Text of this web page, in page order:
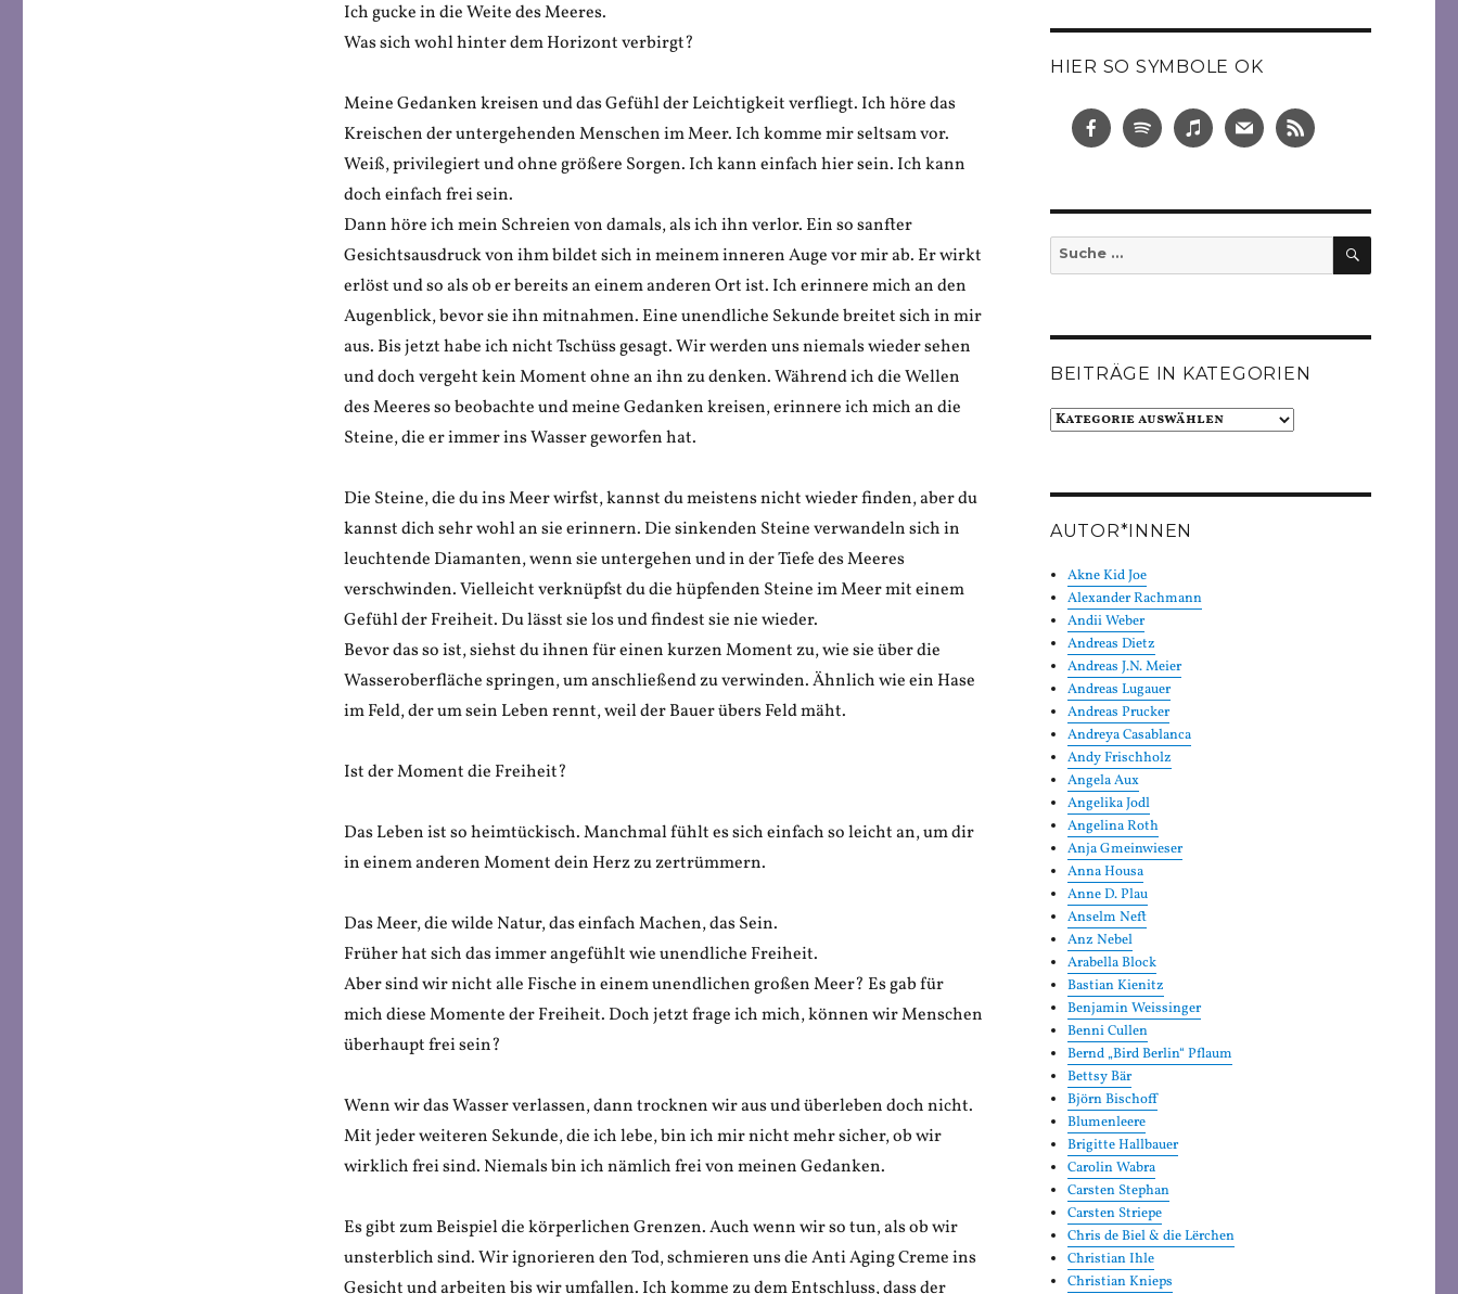
Ich gucke in die Weite des Meeres.
Was sich wohl hinter dem Horizont verbirgt?
Meine Gedanken kreisen und das Gefühl der Leichtigkeit verfliegt. Ich höre das
Kreischen der untergehenden Menschen im Meer. Ich komme mir seltsam vor.
Weiß, privilegiert und ohne größere Sorgen. Ich kann einfach hier sein. Ich kann
doch einfach frei sein.
Dann höre ich mein Schreien von damals, als ich ihn verlor. Ein so sanfter
Gesichtsausdruck von ihm bildet sich in meinem inneren Auge vor mir ab. Er wirkt
erlöst und so als ob er bereits an einem anderen Ort ist. Ich erinnere mich an den
Augenblick, bevor sie ihn mitnahmen. Eine unendliche Sekunde breitet sich in mir
aus. Bis jetzt habe ich nicht Tschüss gesagt. Wir werden uns niemals wieder sehen
und doch vergeht kein Moment ohne an ihn zu denken. Während ich die Wellen
des Meeres so beobachte und meine Gedanken kreisen, erinnere ich mich an die
Steine, die er immer ins Wasser geworfen hat.
Die Steine, die du ins Meer wirfst, kannst du meistens nicht wieder finden, aber du
kannst dich sehr wohl an sie erinnern. Die sinkenden Steine verwandeln sich in
leuchtende Diamanten, wenn sie untergehen und in der Tiefe des Meeres
verschwinden. Vielleicht verknüpfst du die hüpfenden Steine im Meer mit einem
Gefühl der Freiheit. Du lässt sie los und findest sie nie wieder.
Bevor das so ist, siehst du ihnen für einen kurzen Moment zu, wie sie über die
Wasseroberfläche springen, um anschließend zu verwinden. Ähnlich wie ein Hase
im Feld, der um sein Leben rennt, weil der Bauer übers Feld mäht.
Ist der Moment die Freiheit?
Das Leben ist so heimtückisch. Manchmal fühlt es sich einfach so leicht an, um dir
in einem anderen Moment dein Herz zu zertrümmern.
Das Meer, die wilde Natur, das einfach Machen, das Sein.
Früher hat sich das immer angefühlt wie unendliche Freiheit.
Aber sind wir nicht alle Fische in einem unendlichen großen Meer? Es gab für
mich diese Momente der Freiheit. Doch jetzt frage ich mich, können wir Menschen
überhaupt frei sein?
Wenn wir das Wasser verlassen, dann trocknen wir aus und überleben doch nicht.
Mit jeder weiteren Sekunde, die ich lebe, bin ich mir nicht mehr sicher, ob wir
wirklich frei sind. Niemals bin ich nämlich frei von meinen Gedanken.
Es gibt zum Beispiel die körperlichen Grenzen. Auch wenn wir so tun, als ob wir
unsterblich sind. Wir ignorieren den Tod, schmieren uns die Anti Aging Creme ins
Gesicht und arbeiten bis wir umfallen. Ich komme zu dem Entschluss, dass der
HIER SO SYMBOLE OK
Suche
nach:
SUCHEN
BEITRÄGE IN KATEGORIEN
Beiträge
AUTOR*INNEN
Akne Kid Joe
Alexander Rachmann
Andii Weber
Andreas Dietz
Andreas J.N. Meier
Andreas Lugauer
Andreas Prucker
Andreya Casablanca
Andy Frischholz
Angela Aux
Angelika Jodl
Angelina Roth
Anja Gmeinwieser
Anna Housa
Anne D. Plau
Anselm Neft
Anz Nebel
Arabella Block
Bastian Kienitz
Benjamin Weissinger
Benni Cullen
Bernd „Bird Berlin“ Pflaum
Bettsy Bär
Björn Bischoff
Blumenleere
Brigitte Hallbauer
Carolin Wabra
Carsten Stephan
Carsten Striepe
Chris de Biel & die Lërchen
Christian Ihle
Christian Knieps